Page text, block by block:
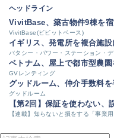
ヘッドライン
VivitBase、築古物件9棟を
VivitBase(ビビットベース)
イギリス、発電所を複合施
バタシー・パワー・ステーション・
ベトナム、屋上で都市型農園
GVレンティング
グッドルーム、仲介手数料
グッドルーム
【第2回】保証を使わない、
【連載】知らないと損をする「事業